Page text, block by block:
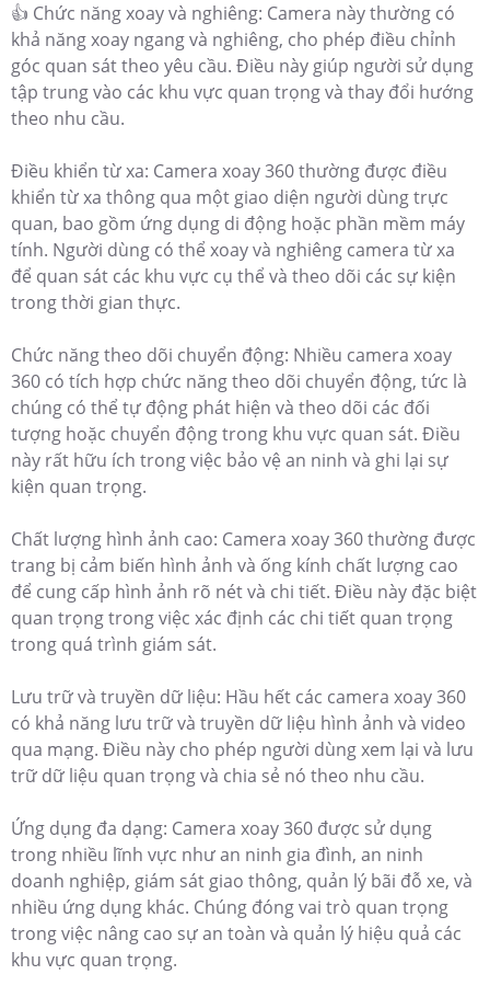
👍 Chức năng xoay và nghiêng: Camera này thường có
khả năng xoay ngang và nghiêng, cho phép điều chỉnh
góc quan sát theo yêu cầu. Điều này giúp người sử dụng
tập trung vào các khu vực quan trọng và thay đổi hướng
theo nhu cầu.
Điều khiển từ xa: Camera xoay 360 thường được điều
khiển từ xa thông qua một giao diện người dùng trực
quan, bao gồm ứng dụng di động hoặc phần mềm máy
tính. Người dùng có thể xoay và nghiêng camera từ xa
để quan sát các khu vực cụ thể và theo dõi các sự kiện
trong thời gian thực.
Chức năng theo dõi chuyển động: Nhiều camera xoay
360 có tích hợp chức năng theo dõi chuyển động, tức là
chúng có thể tự động phát hiện và theo dõi các đối
tượng hoặc chuyển động trong khu vực quan sát. Điều
này rất hữu ích trong việc bảo vệ an ninh và ghi lại sự
kiện quan trọng.
Chất lượng hình ảnh cao: Camera xoay 360 thường được
trang bị cảm biến hình ảnh và ống kính chất lượng cao
để cung cấp hình ảnh rõ nét và chi tiết. Điều này đặc biệt
quan trọng trong việc xác định các chi tiết quan trọng
trong quá trình giám sát.
Lưu trữ và truyền dữ liệu: Hầu hết các camera xoay 360
có khả năng lưu trữ và truyền dữ liệu hình ảnh và video
qua mạng. Điều này cho phép người dùng xem lại và lưu
trữ dữ liệu quan trọng và chia sẻ nó theo nhu cầu.
Ứng dụng đa dạng: Camera xoay 360 được sử dụng
trong nhiều lĩnh vực như an ninh gia đình, an ninh
doanh nghiệp, giám sát giao thông, quản lý bãi đỗ xe, và
nhiều ứng dụng khác. Chúng đóng vai trò quan trọng
trong việc nâng cao sự an toàn và quản lý hiệu quả các
khu vực quan trọng.